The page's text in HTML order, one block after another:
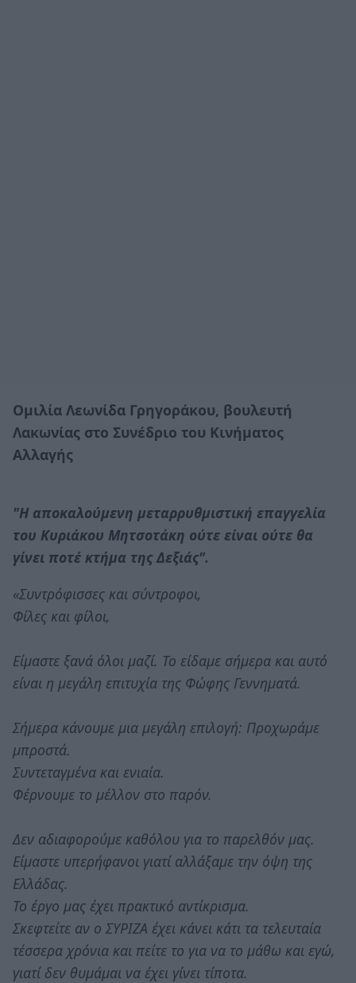
Ομιλία Λεωνίδα Γρηγοράκου, βουλευτή
Λακωνίας στο Συνέδριο του Κινήματος
Αλλαγής
"Η αποκαλούμενη μεταρρυθμιστική επαγγελία
του Κυριάκου Μητσοτάκη ούτε είναι ούτε θα
γίνει ποτέ κτήμα της Δεξιάς".
«Συντρόφισσες και σύντροφοι,
Φίλες και φίλοι,
Είμαστε ξανά όλοι μαζί. Το είδαμε σήμερα και αυτό
είναι η μεγάλη επιτυχία της Φώφης Γεννηματά.
Σήμερα κάνουμε μια μεγάλη επιλογή: Προχωράμε
μπροστά.
Συντεταγμένα και ενιαία.
Φέρνουμε το μέλλον στο παρόν.
Δεν αδιαφορούμε καθόλου για το παρελθόν μας.
Είμαστε υπερήφανοι γιατί αλλάξαμε την όψη της
Ελλάδας.
Το έργο μας έχει πρακτικό αντίκρισμα.
Σκεφτείτε αν ο ΣΥΡΙΖΑ έχει κάνει κάτι τα τελευταία
τέσσερα χρόνια και πείτε το για να το μάθω και εγώ,
γιατί δεν θυμάμαι να έχει γίνει τίποτα.